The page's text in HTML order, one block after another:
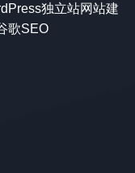
独立站网站建
歌SEO